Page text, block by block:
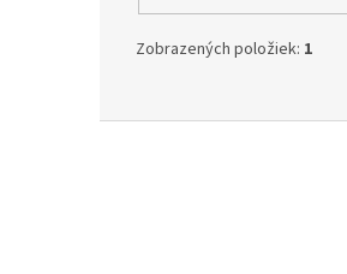
Zobrazených položiek: 1